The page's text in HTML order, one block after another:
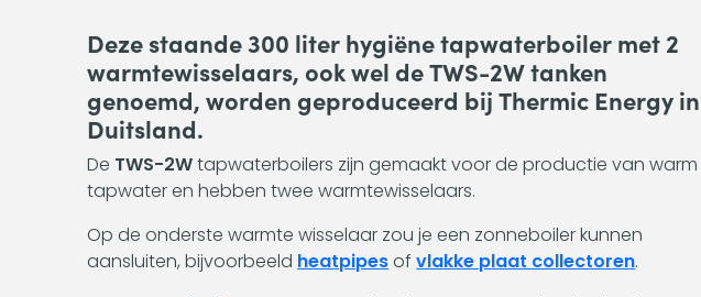
Deze staande 300 liter hygiëne tapwaterboiler met 2
warmtewisselaars, ook wel de TWS-2W tanken
genoemd, worden geproduceerd bij Thermic Energy in
Duitsland.
De TWS-2Wtapwaterboilers zijn gemaakt voor de productie van warm
tapwater en hebben twee warmtewisselaars.
Op de onderste warmte wisselaar zou je een zonneboiler kunnen
aansluiten, bijvoorbeeld heatpipesofvlakke plaat collectoren.